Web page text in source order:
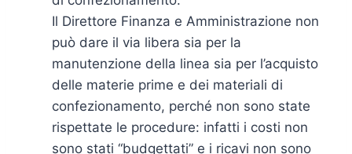
Il Direttore Finanza e Amministrazione non
può dare il via libera sia per la
manutenzione della linea sia per l’acquisto
delle materie prime e dei materiali di
confezionamento, perché non sono state
rispettate le procedure: infatti i costi non
sono stati “budgettati” e i ricavi non sono